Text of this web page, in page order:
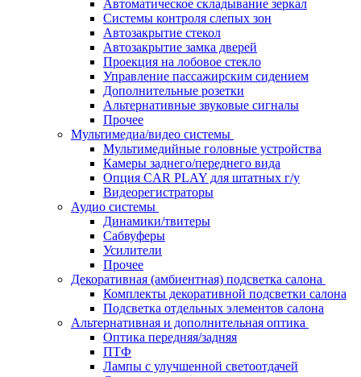
Автоматическое складывание зеркал
Системы контроля слепых зон
Автозакрытие стекол
Автозакрытие замка дверей
Проекция на лобовое стекло
Управление пассажирским сидением
Дополнительные розетки
Альтернативные звуковые сигналы
Прочее
Мультимедиа/видео системы
Мультимедийные головные устройства
Камеры заднего/переднего вида
Опция CAR PLAY для штатных г/у
Видеорегистраторы
Аудио системы
Динамики/твитеры
Сабвуферы
Усилители
Прочее
Декоративная (амбиентная) подсветка салона
Комплекты декоративной подсветки салона
Подсветка отдельных элементов салона
Альтернативная и дополнительная оптика
Оптика передняя/задняя
ПТФ
Лампы с улучшенной светоотдачей